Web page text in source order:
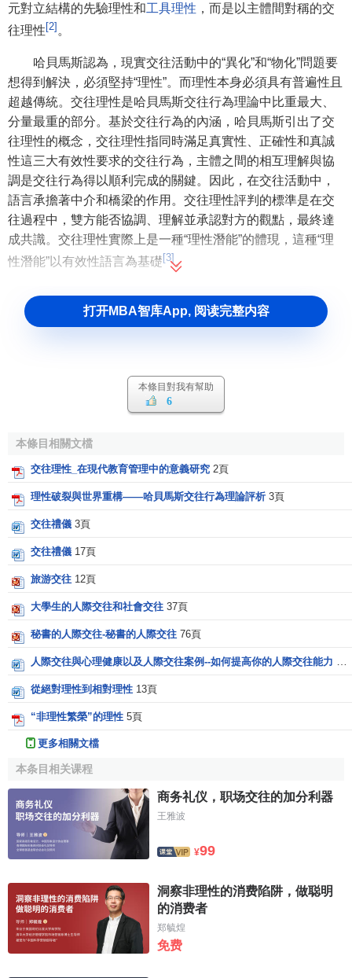
元對立結構的先驗理性和工具理性 ，而是以主體間對稱的交
往理性 [2] 。
哈貝馬斯認為，現實交往活動中的“異化”和“物化”問題要
想得到解決，必須堅持“理性”。而理性本身必須具有普遍性且
超越傳統。交往理性是哈貝馬斯交往行為理論中比重最大、
分量最重的部分。基於交往行為的內涵，哈貝馬斯引出了交
往理性的概念，交往理性指同時滿足真實性、正確性和真誠
性這三大有效性要求的交往行為，主體之間的相互理解與協
調是交往行為得以順利完成的關鍵。因此，在交往活動中，
語言承擔著中介和橋梁的作用。交往理性評判的標準是在交
往過程中，雙方能否協調、理解並承認對方的觀點，最終達
成共識。交往理性實際上是一種“理性潛能”的體現，這種“理
性潛能”以有效性語言為基礎[3]。
交往理性概念的形成
有濃厚的先驗色彩： 即認識的理性於整體世界之理性結構中
僅能夠識別自身，或者說理性賦予歷史與自然一種先驗思辨
的特性。這一時期的理性被認為是宇宙普適化法則或主體天
賦之能力，並於自然與世界中貫穿自身、實現主體精神之合
或主體的先天本質。它或被視為世界固有的秩序，即物質世
界本身的構成方式，承擔著無所不在的統一性諾言； 或被說
成是主體與生俱來的先驗能力---在自然和歷史中貫徹自身、
實現自身的主體精神賦予了自然和歷史以一種合理的結構；
或被解釋為主體和世界共同具有的本質---認識主體的理性在
理性結構的世界中識別自身。”
正是由於傳統哲學理性概念的缺失，因此對理性問題的
探討成為哈貝馬斯思想的核心議題。
哈貝馬斯“交往理性”概念的形成深受韋伯的合理性理論的
曾對“合理化 ”的概念有切中肯綮的描述。並曾引用席勒的名言
“解開世界之謎”作為“合理化”的註腳。因此似乎可以說，合理
化在消極方面就是化除思想中的神秘成分； 而在積極方面則
人類對世界過程的預測與控制。韋伯認為由於理性主義的態
度與合理化的概念，推動了現代西方的經濟、科技、政治、
法律與軍事等各部門，現代西方文化遂顯現為一個整體“合理
化”的過程。然而緣於韋伯對西方文明的使命感，以及對近代
合理化趨勢的廣泛分析，他清楚地看到兩個對立面： 西方傳
化發展（ 如工業化、科層化） 的對立。歐洲從 18 世紀啟蒙
運動以來，由於自然科學、技術、工業的突飛猛進，使思想
家對於人類的理性充滿信心，認為人類的認識能力、道德與
社會組織都能循科技發展的模式不斷地進步，以臻於至善。
打开MBA智库App, 阅读完整内容
本條目對我有幫助
6
本條目相關文檔
交往理性_在現代教育管理中的意義研究 2頁
理性破裂與世界重構――哈貝馬斯交往行為理論評析 3頁
交往禮儀 3頁
交往禮儀 17頁
旅游交往 12頁
大學生的人際交往和社會交往 37頁
秘書的人際交往-秘書的人際交往 76頁
人際交往與心理健康以及人際交往案例--如何提高你的人際交往能力 24
從絕對理性到相對理性 13頁
“非理性繁榮”的理性 5頁
更多相關文檔
本条目相关课程
商务礼仪，职场交往的加分利器
王雅波
¥99
洞察非理性的消费陷阱，做聪明
的消费者
郑毓煌
免费